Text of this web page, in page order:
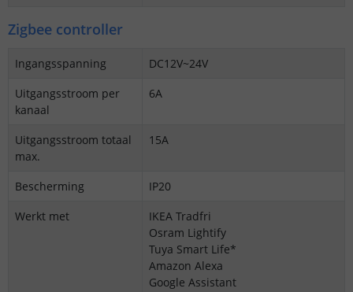
Zigbee controller
Ingangsspanning
DC12V~24V
Uitgangsstroom per
kanaal
6A
Uitgangsstroom totaal
max.
15A
Bescherming
IP20
Werkt met
IKEA Tradfri
Osram Lightify
Tuya Smart Life*
Amazon Alexa
Google Assistant